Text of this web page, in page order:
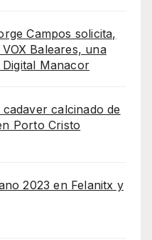
Campos solicita,
Baleares, una
Manacor
calcinado de
Porto Cristo
2023 en Felanitx y